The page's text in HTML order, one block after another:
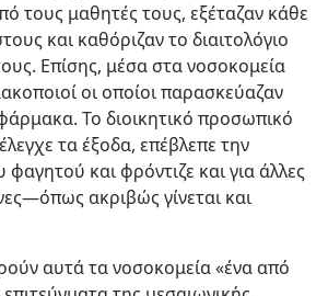
τους μαθητές τους, εξέταζαν κάθε
και καθόριζαν το διαιτολόγιο
Επίσης, μέσα στα νοσοκομεία
οι οποίοι παρασκεύαζαν
Το διοικητικό προσωπικό
τα έξοδα, επέβλεπε την
και φρόντιζε και για άλλες
ακριβώς γίνεται και
αυτά τα νοσοκομεία «ένα από